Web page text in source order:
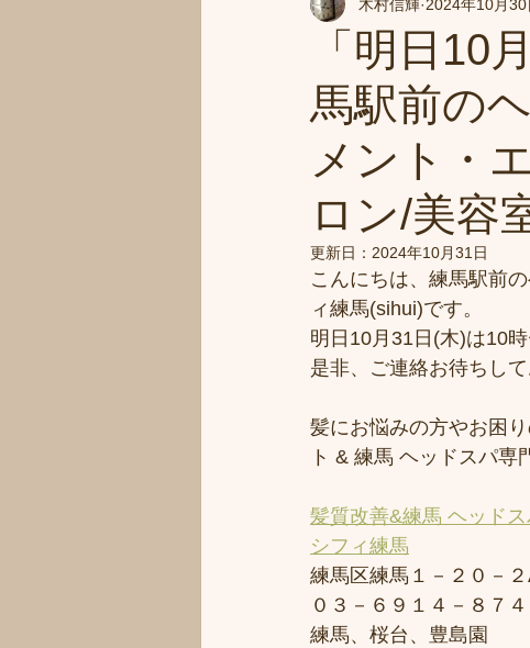
「明日10
馬駅前の
メント・
ロン/美容
木村信輝 2024年10月30
更新日： 2024年10月31日
こんにちは、練馬駅前
ィ練馬(sihui)です。
明日10月31日(木)は10
是非、ご連絡お待ちして
髪にお悩みの方やお困
ト & 練馬 ヘッドスパ
髪質改善&練馬 ヘッド
シフィ練馬
練馬区練馬１－２０－
０３－６９１４－８７４
練馬、桜台、豊島園